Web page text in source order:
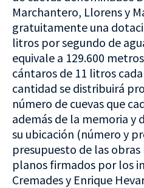
Marchantero, Llorens y
gratuitamente una
litros por segundo de
equivale a 129.600
cántaros de 11 litros
cantidad se distribuirá
número de cuevas que
además de la memoria y
su ubicación (número y
presupuesto de las obras
planos firmados por los
Cremades y Enrique